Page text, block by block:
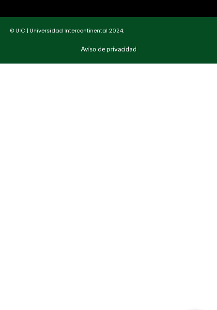
© UIC | Universidad Intercontinental 2024.
Aviso de privacidad